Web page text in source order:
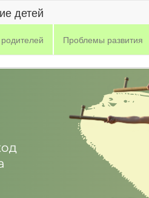
детей
Проблемы развития